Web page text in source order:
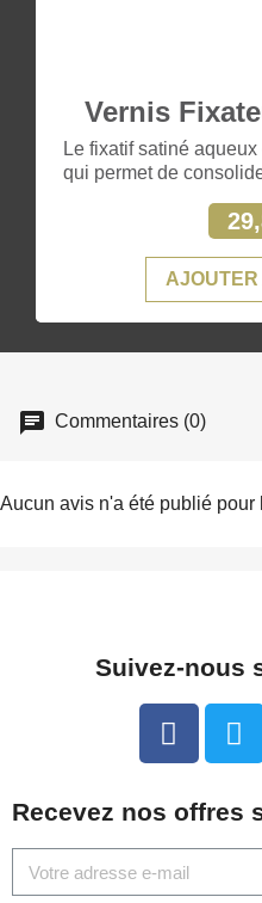
Vernis
Le fixatif satiné
qui permet de
Commentaires (0)
Aucun avis n'a été publié pour
Suivez-nous
Recevez nos offres